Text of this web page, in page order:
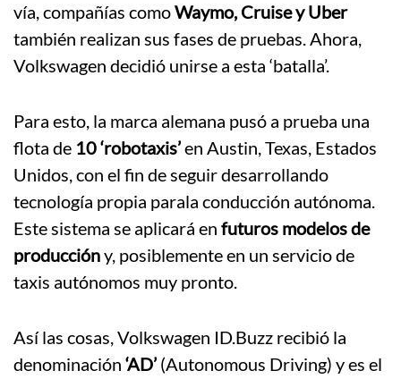
vía, compañías comoWaymo, Cruise y Uber
también realizan sus fases de pruebas. Ahora,
Volkswagen decidió unirse a esta ‘batalla’.
Para esto, la marca alemana pusó a prueba una
flota de 10 ‘robotaxis’en Austin, Texas, Estados
Unidos, con el fin de seguir desarrollando
tecnología propia parala conducción autónoma.
Este sistema se aplicará en futuros modelos de
produccióny, posiblemente en un servicio de
taxis autónomos muy pronto.
Así las cosas, Volkswagen ID.Buzz recibió la
denominación ‘AD’ (Autonomous Driving) y es el